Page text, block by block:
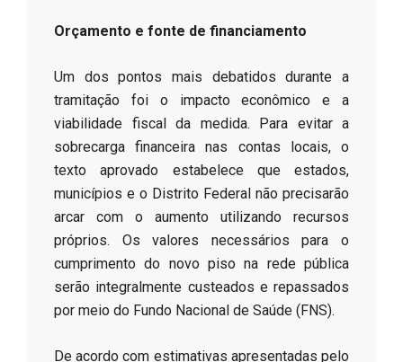
Orçamento e fonte de financiamento
​Um dos pontos mais debatidos durante a
tramitação foi o impacto econômico e a
viabilidade fiscal da medida. Para evitar a
sobrecarga financeira nas contas locais, o
texto aprovado estabelece que estados,
municípios e o Distrito Federal não precisarão
arcar com o aumento utilizando recursos
próprios. Os valores necessários para o
cumprimento do novo piso na rede pública
serão integralmente custeados e repassados
por meio do Fundo Nacional de Saúde (FNS).
​De acordo com estimativas apresentadas pelo